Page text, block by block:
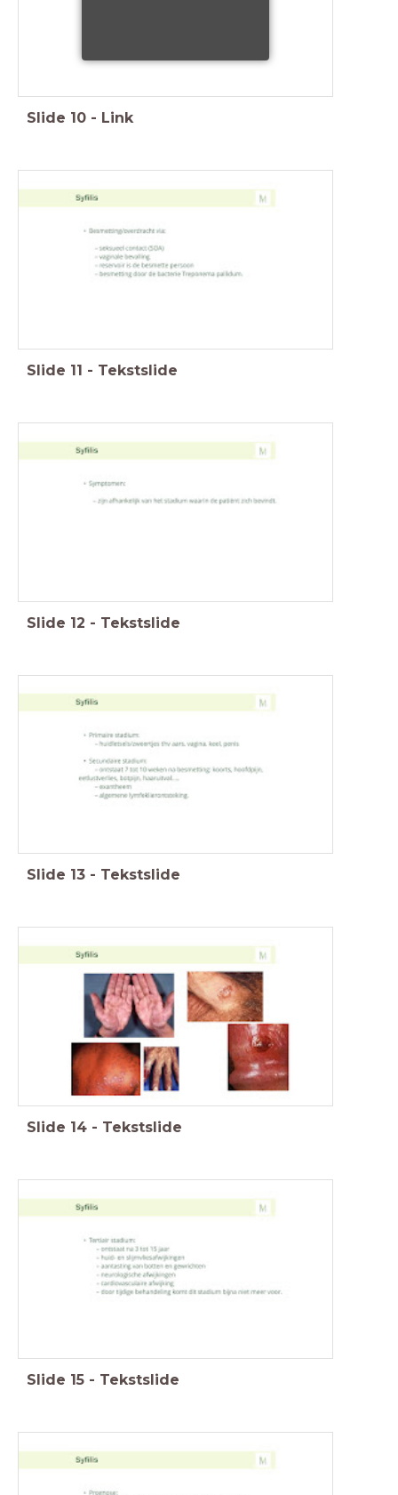
Slide 10 - Link
Slide 11 - Tekstslide
Slide 12 - Tekstslide
Slide 13 - Tekstslide
Slide 14 - Tekstslide
Slide 15 - Tekstslide